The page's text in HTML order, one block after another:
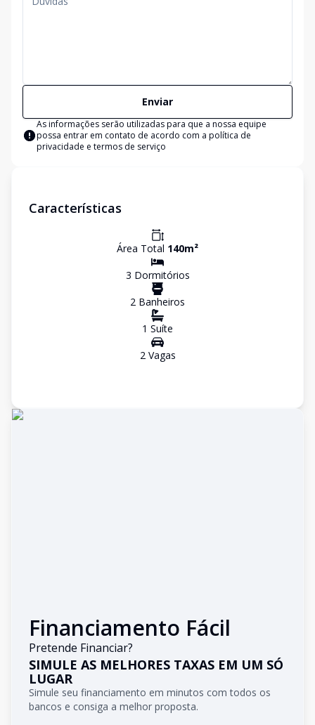
Enviar
As informações serão utilizadas para que a nossa equipe
possa entrar em contato de acordo com a política de
privacidade e termos de serviço
Características
Área Total 140m²
3 Dormitórios
2 Banheiros
1 Suíte
2Vagas
Financiamento Fácil
Pretende Financiar?
SIMULE AS MELHORES TAXAS EM UM SÓ
LUGAR
Simule seu financiamento em minutos com todos os
bancos e consiga a melhor proposta.